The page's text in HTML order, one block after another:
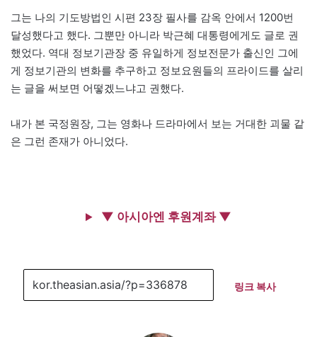
그는 나의 기도방법인 시편 23장 필사를 감옥 안에서 1200번
달성했다고 했다. 그뿐만 아니라 박근혜 대통령에게도 글로 권
했었다. 역대 정보기관장 중 유일하게 정보전문가 출신인 그에
게 정보기관의 변화를 추구하고 정보요원들의 프라이드를 살리
는 글을 써보면 어떻겠느냐고 권했다.
내가 본 국정원장, 그는 영화나 드라마에서 보는 거대한 괴물 같
은 그런 존재가 아니었다.
▼ 아시아엔 후원계좌 ▼
링크 복사